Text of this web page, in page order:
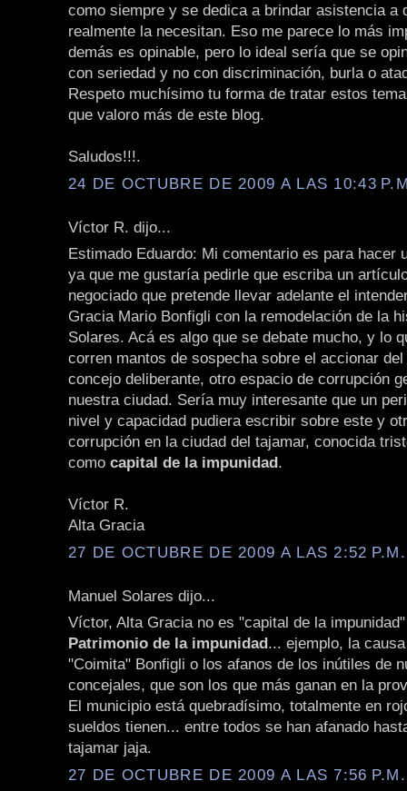
como siempre y se dedica a brindar asistencia a
realmente la necesitan. Eso me parece lo más
demás es opinable, pero lo ideal sería que se
con seriedad y no con discriminación, burla o
Respeto muchísimo tu forma de tratar estos
que valoro más de este blog.
Saludos!!!.
24 DE OCTUBRE DE 2009 A LAS 10:43
Víctor R. dijo...
Estimado Eduardo: Mi comentario es para hacer
ya que me gustaría pedirle que escriba un
negociado que pretende llevar adelante el
Gracia Mario Bonfigli con la remodelación de la
Solares. Acá es algo que se debate mucho, y lo
corren mantos de sospecha sobre el accionar
concejo deliberante, otro espacio de corrupción
nuestra ciudad. Sería muy interesante que un
nivel y capacidad pudiera escribir sobre este y
corrupción en la ciudad del tajamar, conocida
como capital de la impunidad.
Víctor R.
Alta Gracia
27 DE OCTUBRE DE 2009 A LAS 2:52 P.M.
Manuel Solares dijo...
Víctor, Alta Gracia no es "capital de la
Patrimonio de la impunidad... ejemplo, la
"Coimita" Bonfigli o los afanos de los inútiles de
concejales, que son los que más ganan en la
El municipio está quebradísimo, totalmente en
sueldos tienen... entre todos se han afanado
tajamar jaja.
27 DE OCTUBRE DE 2009 A LAS 7:56 P.M.